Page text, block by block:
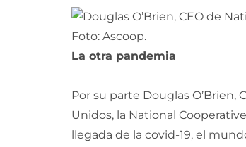
La otra pandemia
Por su parte Douglas
Unidos, la National
llegada de la covid-19, el